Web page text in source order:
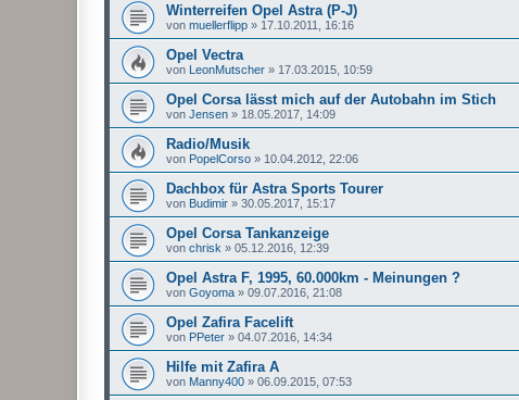
Winterreifen Opel Astra (P-J)
von muellerflipp » 17.10.2011, 16:16
Opel Vectra
von LeonMutscher » 17.03.2015, 10:59
Opel Corsa lässt mich auf der Autobahn im Stich
von Jensen » 18.05.2017, 14:09
Radio/Musik
von PopelCorso » 10.04.2012, 22:06
Dachbox für Astra Sports Tourer
von Budimir » 30.05.2017, 15:17
Opel Corsa Tankanzeige
von chrisk » 05.12.2016, 12:39
Opel Astra F, 1995, 60.000km - Meinungen ?
von Goyoma » 09.07.2016, 21:08
Opel Zafira Facelift
von PPeter » 04.07.2016, 14:34
Hilfe mit Zafira A
von Manny400 » 06.09.2015, 07:53